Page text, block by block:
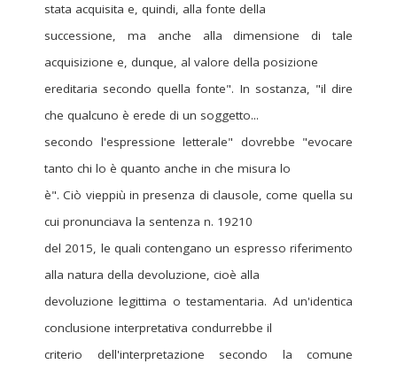
stata acquisita e, quindi, alla fonte della
successione, ma anche alla dimensione di tale
acquisizione e, dunque, al valore della posizione
ereditaria secondo quella fonte". In sostanza, "il dire
che qualcuno è erede di un soggetto...
secondo l'espressione letterale" dovrebbe "evocare
tanto chi lo è quanto anche in che misura lo
è". Ciò vieppiù in presenza di clausole, come quella su
cui pronunciava la sentenza n. 19210
del 2015, le quali contengano un espresso riferimento
alla natura della devoluzione, cioè alla
devoluzione legittima o testamentaria. Ad un'identica
conclusione interpretativa condurrebbe il
criterio dell'interpretazione secondo la comune